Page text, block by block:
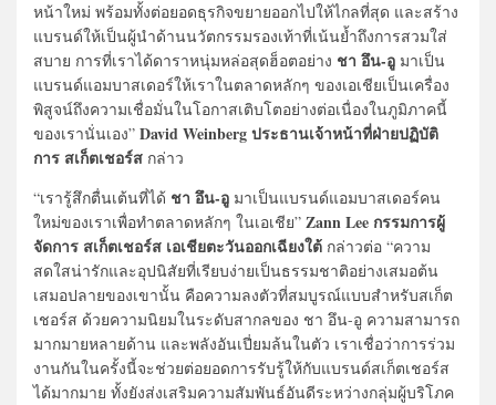
หน้าใหม่ พร้อมทั้งต่อยอดธุรกิจขยายออกไปให้ไกลที่สุด และสร้าง
แบรนด์ให้เป็นผู้นำด้านนวัตกรรมรองเท้าที่เน้นย้ำถึงการสวมใส่
สบาย การที่เราได้ดาราหนุ่มหล่อสุดฮ็อตอย่าง ชา อึน-อู มาเป็น
แบรนด์แอมบาสเดอร์ให้เราในตลาดหลักๆ ของเอเชียเป็นเครื่อง
พิสูจน์ถึงความเชื่อมั่นในโอกาสเติบโตอย่างต่อเนื่องในภูมิภาคนี้
ของเรานั่นเอง” David Weinberg ประธานเจ้าหน้าที่ฝ่ายปฏิบัติ
การ สเก็ตเชอร์ส กล่าว
“เรารู้สึกตื่นเต้นที่ได้ ชา อึน-อู มาเป็นแบรนด์แอมบาสเดอร์คน
ใหม่ของเราเพื่อทำตลาดหลักๆ ในเอเชีย” Zann Lee กรรมการผู้
จัดการ สเก็ตเชอร์ส เอเชียตะวันออกเฉียงใต้ กล่าวต่อ “ความ
สดใสน่ารักและอุปนิสัยที่เรียบง่ายเป็นธรรมชาติอย่างเสมอต้น
เสมอปลายของเขานั้น คือความลงตัวที่สมบูรณ์แบบสำหรับสเก็ต
เชอร์ส ด้วยความนิยมในระดับสากลของ ชา อึน-อู ความสามารถ
มากมายหลายด้าน และพลังอันเปี่ยมล้นในตัว เราเชื่อว่าการร่วม
งานกันในครั้งนี้จะช่วยต่อยอดการรับรู้ให้กับแบรนด์สเก็ตเชอร์ส
ได้มากมาย ทั้งยังส่งเสริมความสัมพันธ์อันดีระหว่างกลุ่มผู้บริโภค